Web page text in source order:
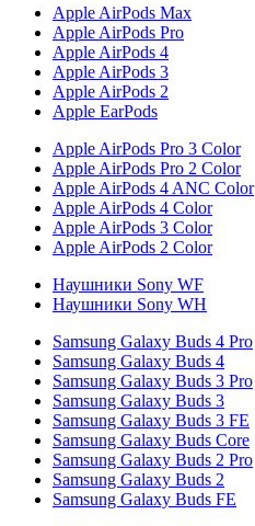
Apple AirPods Max
Apple AirPods Pro
Apple AirPods 4
Apple AirPods 3
Apple AirPods 2
Apple EarPods
Apple AirPods Pro 3 Color
Apple AirPods Pro 2 Color
Apple AirPods 4 ANC Color
Apple AirPods 4 Color
Apple AirPods 3 Color
Apple AirPods 2 Color
Наушники Sony WF
Наушники Sony WH
Samsung Galaxy Buds 4 Pro
Samsung Galaxy Buds 4
Samsung Galaxy Buds 3 Pro
Samsung Galaxy Buds 3
Samsung Galaxy Buds 3 FE
Samsung Galaxy Buds Core
Samsung Galaxy Buds 2 Pro
Samsung Galaxy Buds 2
Samsung Galaxy Buds FE